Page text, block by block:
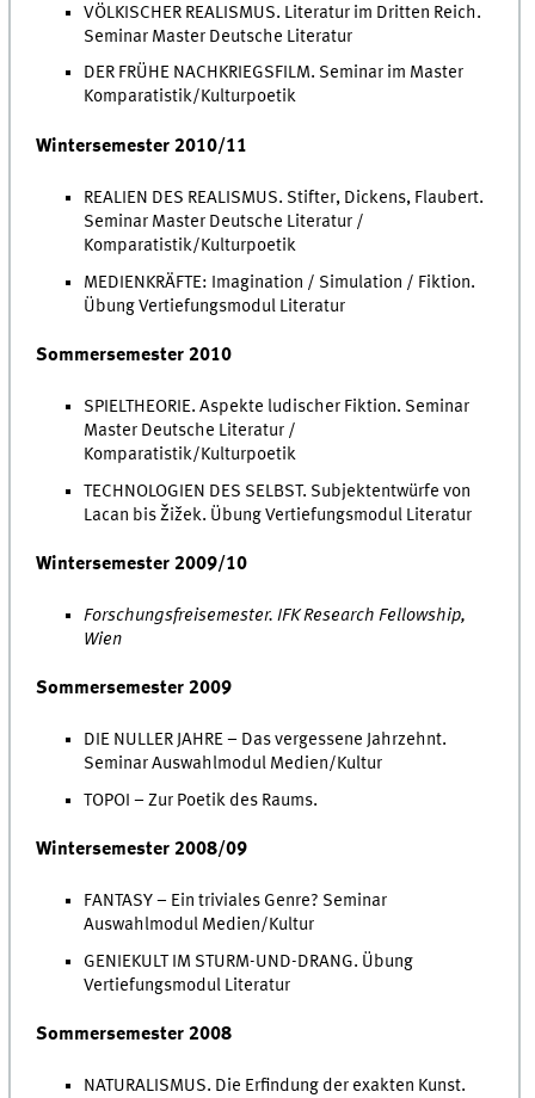
VÖLKISCHER REALISMUS. Literatur im Dritten Reich.
Seminar Master Deutsche Literatur
DER FRÜHE NACHKRIEGSFILM. Seminar im Master
Komparatistik/Kulturpoetik
Wintersemester 2010/11
REALIEN DES REALISMUS. Stifter, Dickens, Flaubert.
Seminar Master Deutsche Literatur /
Komparatistik/Kulturpoetik
MEDIENKRÄFTE: Imagination / Simulation / Fiktion.
Übung Vertiefungsmodul Literatur
Sommersemester 2010
SPIELTHEORIE. Aspekte ludischer Fiktion. Seminar
Master Deutsche Literatur /
Komparatistik/Kulturpoetik
TECHNOLOGIEN DES SELBST. Subjektentwürfe von
Lacan bis Žižek. Übung Vertiefungsmodul Literatur
Wintersemester 2009/10
Forschungsfreisemester. IFK Research Fellowship,
Wien
Sommersemester 2009
DIE NULLER JAHRE – Das vergessene Jahrzehnt.
Seminar Auswahlmodul Medien/Kultur
TOPOI – Zur Poetik des Raums.
Wintersemester 2008/09
FANTASY – Ein triviales Genre? Seminar
Auswahlmodul Medien/Kultur
GENIEKULT IM STURM-UND-DRANG. Übung
Vertiefungsmodul Literatur
Sommersemester 2008
NATURALISMUS. Die Erfindung der exakten Kunst.